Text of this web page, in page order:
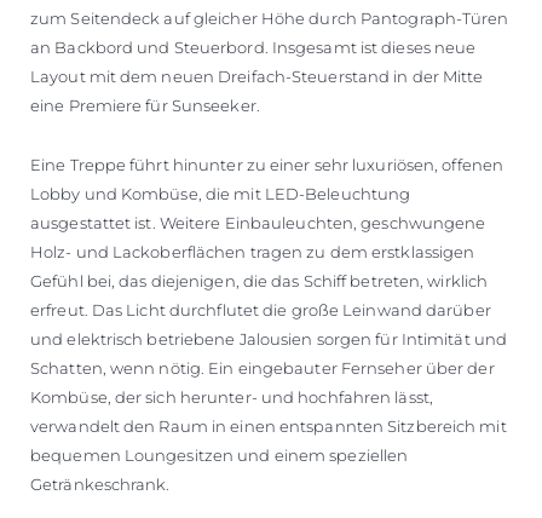
zum Seitendeck auf gleicher Höhe durch Pantograph-Türen
an Backbord und Steuerbord. Insgesamt ist dieses neue
Layout mit dem neuen Dreifach-Steuerstand in der Mitte
eine Premiere für Sunseeker.
Eine Treppe führt hinunter zu einer sehr luxuriösen, offenen
Lobby und Kombüse, die mit LED-Beleuchtung
ausgestattet ist. Weitere Einbauleuchten, geschwungene
Holz- und Lackoberflächen tragen zu dem erstklassigen
Gefühl bei, das diejenigen, die das Schiff betreten, wirklich
erfreut. Das Licht durchflutet die große Leinwand darüber
und elektrisch betriebene Jalousien sorgen für Intimität und
Schatten, wenn nötig. Ein eingebauter Fernseher über der
Kombüse, der sich herunter- und hochfahren lässt,
verwandelt den Raum in einen entspannten Sitzbereich mit
bequemen Loungesitzen und einem speziellen
Getränkeschrank.